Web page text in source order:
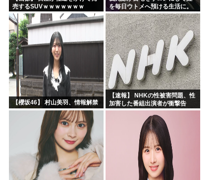
売するSUVｗｗｗｗｗｗｗ
を毎日ウトメへ預ける生活に。
数年後、そのツケが一気に回っ
てきて…
【櫻坂46】 村山美羽、情報解禁
【速報】 NHKの性被害問題、性
加害した番組出演者が衝撃告
白！